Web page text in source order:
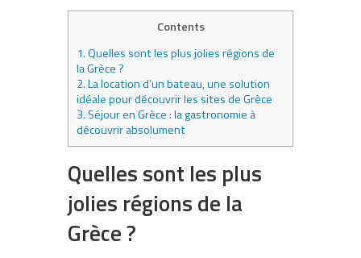
Contents
1.Quelles sont les plus jolies régions de
la Grèce ?
2.La location d’un bateau, une solution
idéale pour découvrir les sites de Grèce
3.Séjour en Grèce : la gastronomie à
découvrir absolument
Quelles sont les plus
jolies régions de la
Grèce ?